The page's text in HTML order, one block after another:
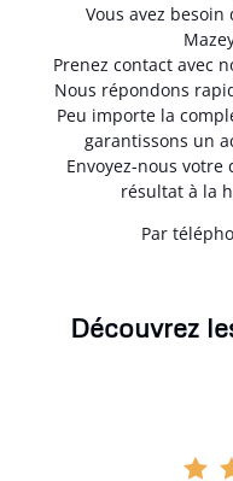
Vous avez besoin
Prenez contact avec
Nous répondons
Peu importe la
garantissons un
Envoyez-nous
résultat à la
Par
Découvrez